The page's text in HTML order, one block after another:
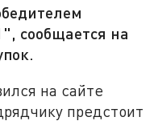
сообщается на
на сайте
предстоит